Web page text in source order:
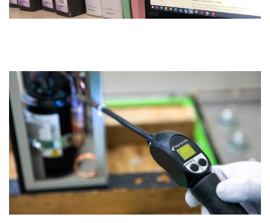
女性活躍／一般事業主行動計画
無料相談・お問い合わせ
資料請求
個人情報保護方針